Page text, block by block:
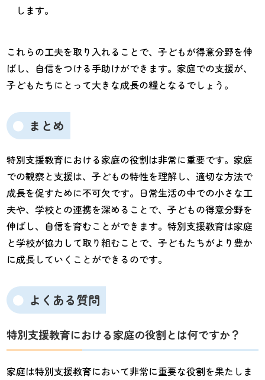
します。
これらの工夫を取り入れることで、子どもが得意分野を伸
ばし、自信をつける手助けができます。家庭での支援が、
子どもたちにとって大きな成長の糧となるでしょう。
まとめ
特別支援教育における家庭の役割は非常に重要です。家庭
での観察と支援は、子どもの特性を理解し、適切な方法で
成長を促すために不可欠です。日常生活の中での小さな工
夫や、学校との連携を深めることで、子どもの得意分野を
伸ばし、自信を育むことができます。特別支援教育は家庭
と学校が協力して取り組むことで、子どもたちがより豊か
に成長していくことができるのです。
よくある質問
特別支援教育における家庭の役割とは何ですか？
家庭は特別支援教育において非常に重要な役割を果たしま